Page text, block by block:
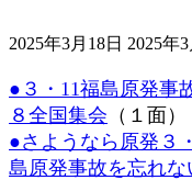
2025年3月18日 終
新
日
時
:
2025年3
●３・11福島原発事
８全国集会 （１面）
●さようなら原発３
島原発事故を忘れ